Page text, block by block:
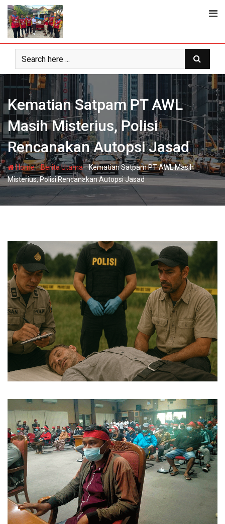
Skip
content
Kematian Satpam PT AWL
Masih Misterius, Polisi
Rencanakan Autopsi Jasad
Home-Berita Utama-Kematian Satpam PT AWL Masih
Misterius, Polisi Rencanakan Autopsi Jasad